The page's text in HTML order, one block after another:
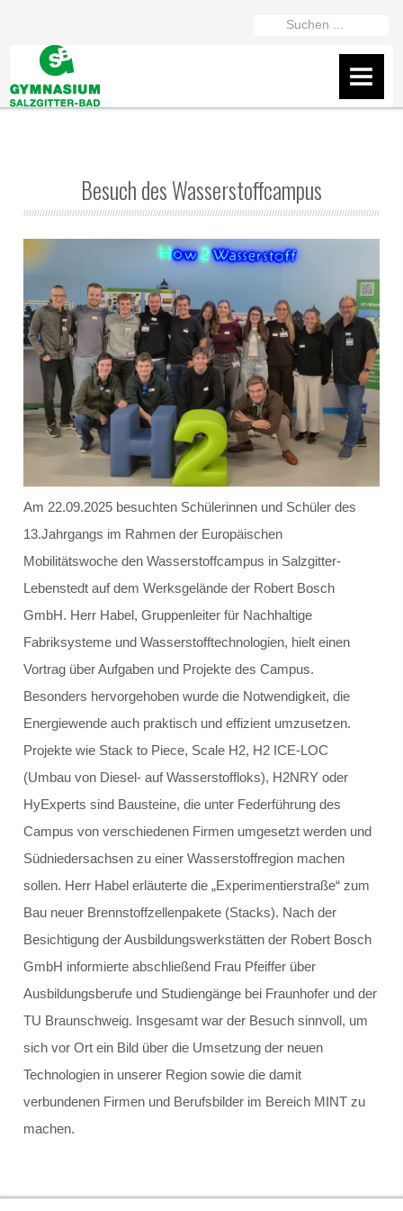
rezept/https://gymszbad.de/elvanse-
Suchen
AKTUELLES
IServ
Präsentation vom 16.2.26
ÜBER UNS
Schüler
Schülersprecher
Schulleitung und Koordinatoren
Mittelstufe
Oberstufe
Ansprechpartner
Vereine
Schulvorstand
Schulelternrat
Schulordnung
GANZTAGSSCHULE
Berufliche Orientierung
Konzept
Besuch des Wasserstoffcampus
Am 22.09.2025 besuchten Schülerinnen und Schüler des
13.Jahrgangs im Rahmen der Europäischen
Mobilitätswoche den Wasserstoffcampus in Salzgitter-
Lebenstedt auf dem Werksgelände der Robert Bosch
GmbH. Herr Habel, Gruppenleiter für Nachhaltige
Fabriksysteme und Wasserstofftechnologien, hielt einen
Vortrag über Aufgaben und Projekte des Campus.
Besonders hervorgehoben wurde die Notwendigkeit, die
Energiewende auch praktisch und effizient umzusetzen.
Projekte wie Stack to Piece, Scale H2, H2 ICE-LOC
(Umbau von Diesel- auf Wasserstoffloks), H2NRY oder
HyExperts sind Bausteine, die unter Federführung des
Campus von verschiedenen Firmen umgesetzt werden und
Südniedersachsen zu einer Wasserstoffregion machen
sollen. Herr Habel erläuterte die „Experimentierstraße“ zum
Bau neuer Brennstoffzellenpakete (Stacks). Nach der
Besichtigung der Ausbildungswerkstätten der Robert Bosch
GmbH informierte abschließend Frau Pfeiffer über
Ausbildungsberufe und Studiengänge bei Fraunhofer und der
TU Braunschweig. Insgesamt war der Besuch sinnvoll, um
sich vor Ort ein Bild über die Umsetzung der neuen
Technologien in unserer Region sowie die damit
verbundenen Firmen und Berufsbilder im Bereich MINT zu
machen.